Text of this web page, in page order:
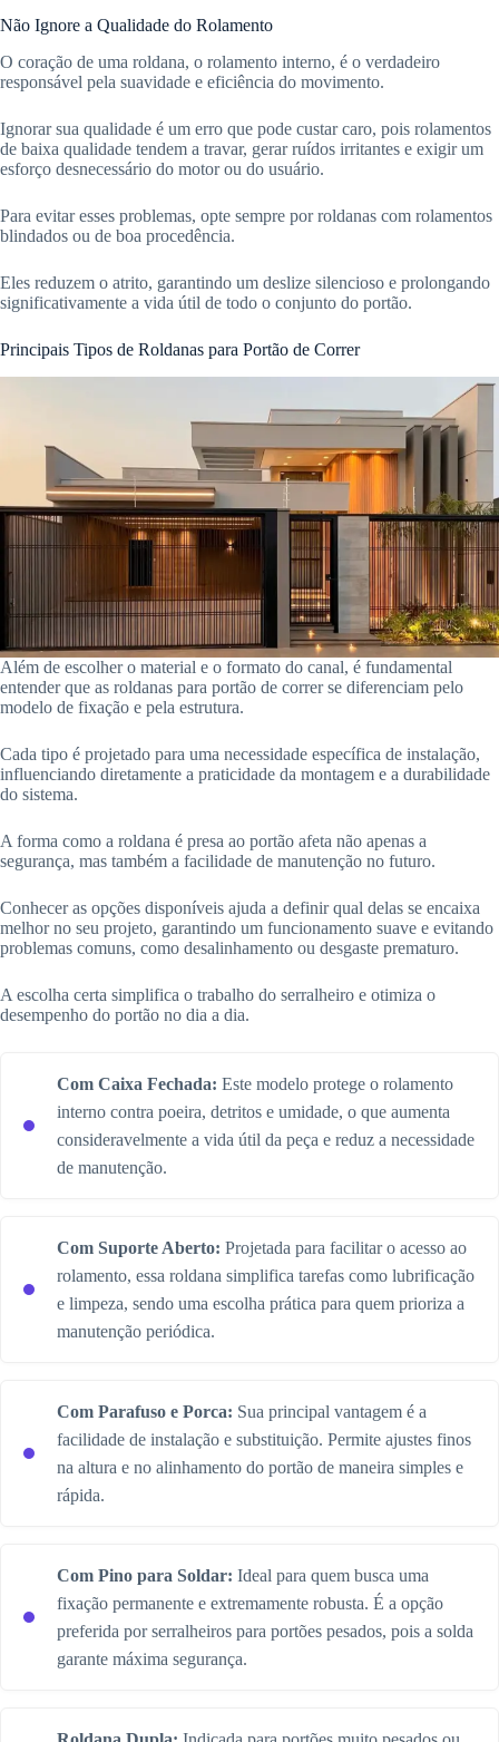
Não Ignore a Qualidade do Rolamento
O coração de uma roldana, o rolamento interno, é o verdadeiro
responsável pela suavidade e eficiência do movimento.
Ignorar sua qualidade é um erro que pode custar caro, pois rolamentos
de baixa qualidade tendem a travar, gerar ruídos irritantes e exigir um
esforço desnecessário do motor ou do usuário.
Para evitar esses problemas, opte sempre por roldanas com rolamentos
blindados ou de boa procedência.
Eles reduzem o atrito, garantindo um deslize silencioso e prolongando
significativamente a vida útil de todo o conjunto do portão.
Principais Tipos de Roldanas para Portão de Correr
Além de escolher o material e o formato do canal, é fundamental
entender que as roldanas para portão de correr se diferenciam pelo
modelo de fixação e pela estrutura.
Cada tipo é projetado para uma necessidade específica de instalação,
influenciando diretamente a praticidade da montagem e a durabilidade
do sistema.
A forma como a roldana é presa ao portão afeta não apenas a
segurança, mas também a facilidade de manutenção no futuro.
Conhecer as opções disponíveis ajuda a definir qual delas se encaixa
melhor no seu projeto, garantindo um funcionamento suave e evitando
problemas comuns, como desalinhamento ou desgaste prematuro.
A escolha certa simplifica o trabalho do serralheiro e otimiza o
desempenho do portão no dia a dia.
Com Caixa Fechada: Este modelo protege o rolamento
interno contra poeira, detritos e umidade, o que aumenta
consideravelmente a vida útil da peça e reduz a necessidade
de manutenção.
Com Suporte Aberto: Projetada para facilitar o acesso ao
rolamento, essa roldana simplifica tarefas como lubrificação
e limpeza, sendo uma escolha prática para quem prioriza a
manutenção periódica.
Com Parafuso e Porca: Sua principal vantagem é a
facilidade de instalação e substituição. Permite ajustes finos
na altura e no alinhamento do portão de maneira simples e
rápida.
Com Pino para Soldar: Ideal para quem busca uma
fixação permanente e extremamente robusta. É a opção
preferida por serralheiros para portões pesados, pois a solda
garante máxima segurança.